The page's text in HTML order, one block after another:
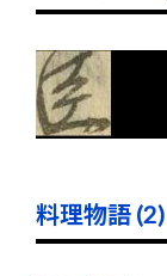
料理物語 (2)